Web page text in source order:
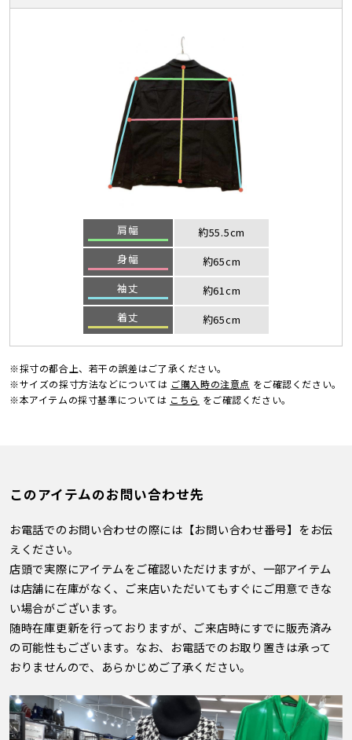
肩幅
約55.5cm
身幅
約65cm
袖丈
約61cm
着丈
約65cm
※採寸の都合上、若干の誤差はご了承ください。
※サイズの採寸方法などについては ご購入時の注意点 をご確認ください。
※本アイテムの採寸基準については こちら をご確認ください。
このアイテムのお問い合わせ先
お電話でのお問い合わせの際には【お問い合わせ番号】をお伝
えください。
店頭で実際にアイテムをご確認いただけますが、一部アイテム
は店舗に在庫がなく、ご来店いただいてもすぐにご用意できな
い場合がございます。
随時在庫更新を行っておりますが、ご来店時にすでに販売済み
の可能性もございます。なお、お電話でのお取り置きは承って
おりませんので、あらかじめご了承ください。